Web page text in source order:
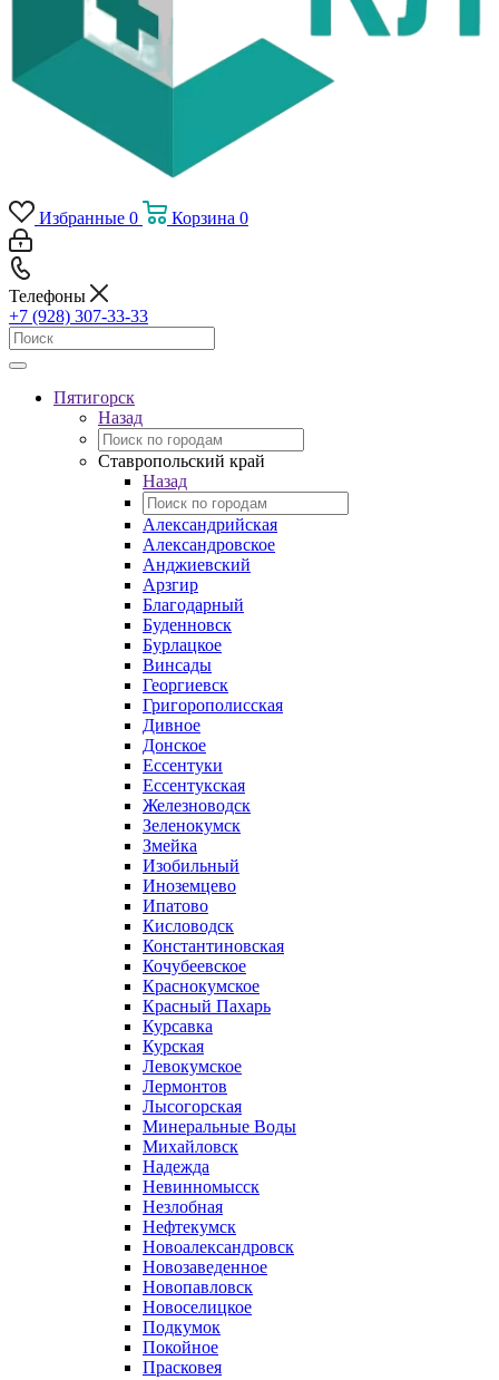
Избранные 0 Корзина 0
Телефоны
+7 (928) 307-33-33
Пятигорск
Назад
Ставропольский край
Назад
Александрийская
Александровское
Анджиевский
Арзгир
Благодарный
Буденновск
Бурлацкое
Винсады
Георгиевск
Григорополисская
Дивное
Донское
Ессентуки
Ессентукская
Железноводск
Зеленокумск
Змейка
Изобильный
Иноземцево
Ипатово
Кисловодск
Константиновская
Кочубеевское
Краснокумское
Красный Пахарь
Курсавка
Курская
Левокумское
Лермонтов
Лысогорская
Минеральные Воды
Михайловск
Надежда
Невинномысск
Незлобная
Нефтекумск
Новоалександровск
Новозаведенное
Новопавловск
Новоселицкое
Подкумок
Покойное
Прасковея